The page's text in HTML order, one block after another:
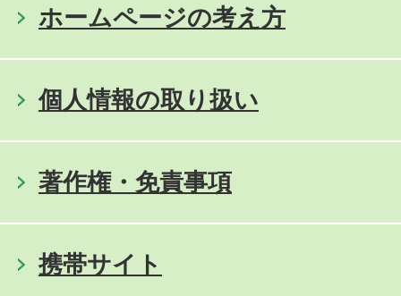
ホームページの考え方
個人情報の取り扱い
著作権・免責事項
携帯サイト